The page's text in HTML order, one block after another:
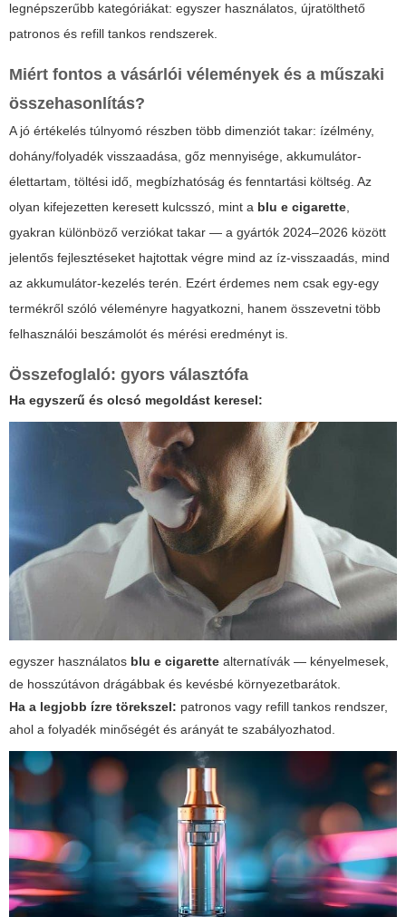
legnépszerűbb kategóriákat: egyszer használatos, újratölthető
patronos és refill tankos rendszerek.
Miért fontos a vásárlói vélemények és a műszaki
összehasonlítás?
A jó értékelés túlnyomó részben több dimenziót takar: ízélmény,
dohány/folyadék visszaadása, gőz mennyisége, akkumulátor-
élettartam, töltési idő, megbízhatóság és fenntartási költség. Az
olyan kifejezetten keresett kulcsszó, mint a blu e cigarette,
gyakran különböző verziókat takar — a gyártók 2024–2026 között
jelentős fejlesztéseket hajtottak végre mind az íz-visszaadás, mind
az akkumulátor-kezelés terén. Ezért érdemes nem csak egy-egy
termékről szóló véleményre hagyatkozni, hanem összevetni több
felhasználói beszámolót és mérési eredményt is.
Összefoglaló: gyors választófa
Ha egyszerű és olcsó megoldást keresel:
egyszer használatos blu e cigarette alternatívák — kényelmesek,
de hosszútávon drágábbak és kevésbé környezetbarátok.
Ha a legjobb ízre törekszel: patronos vagy refill tankos rendszer,
ahol a folyadék minőségét és arányát te szabályozhatod.